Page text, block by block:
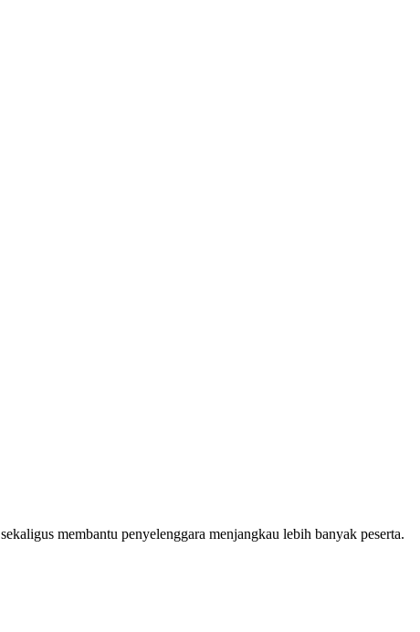
membantu penyelenggara menjangkau lebih banyak peserta.